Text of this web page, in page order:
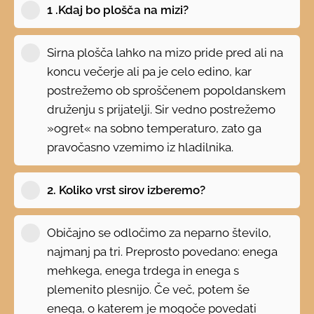
1 .Kdaj bo plošča na mizi?
Sirna plošča lahko na mizo pride pred ali na
koncu večerje ali pa je celo edino, kar
postrežemo ob sproščenem popoldanskem
druženju s prijatelji. Sir vedno postrežemo
»ogret« na sobno temperaturo, zato ga
pravočasno vzemimo iz hladilnika.
2. Koliko vrst sirov izberemo?
Običajno se odločimo za neparno število,
najmanj pa tri. Preprosto povedano: enega
mehkega, enega trdega in enega s
plemenito plesnijo. Če več, potem še
enega, o katerem je mogoče povedati